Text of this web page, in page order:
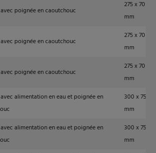
poignée en caoutchouc
275 x 70
mm
poignée en caoutchouc
275 x 70
mm
poignée en caoutchouc
275 x 70
mm
alimentation en eau et poignée en
300 x 75
mm
alimentation en eau et poignée en
300 x 75
mm